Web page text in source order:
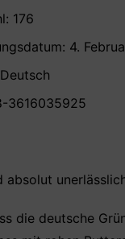
176
4.
3616035925
absolut
die deutsche